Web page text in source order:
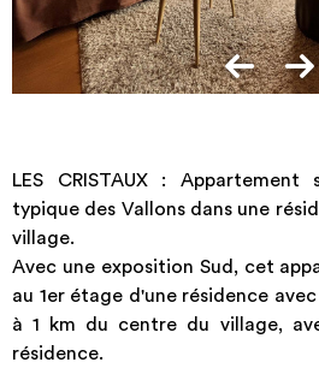
LES CRISTAUX :
typique des Vallons dans une
village.
Avec une exposition Sud, cet
au 1er étage d'une résidence
à 1 km du centre du village,
résidence.